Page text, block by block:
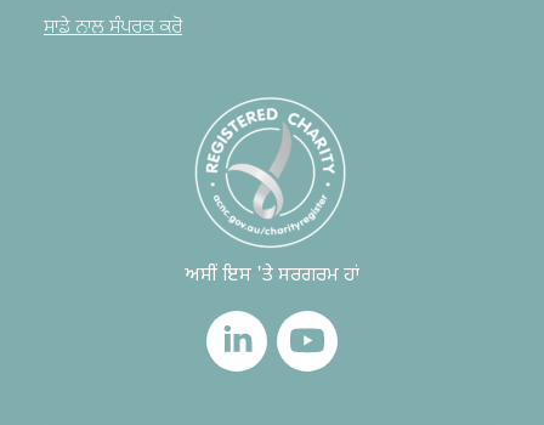
ਸਾਡੇ ਨਾਲ ਸੰਪਰਕ ਕਰੋ
ਅਸੀਂ ਇਸ 'ਤੇ ਸਰਗਰਮ ਹਾਂ